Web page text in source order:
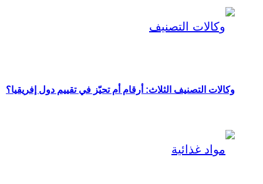
وكالات التصنيف الثلاث: أرقام أم تحيّز في تقييم دول إفريقيا؟